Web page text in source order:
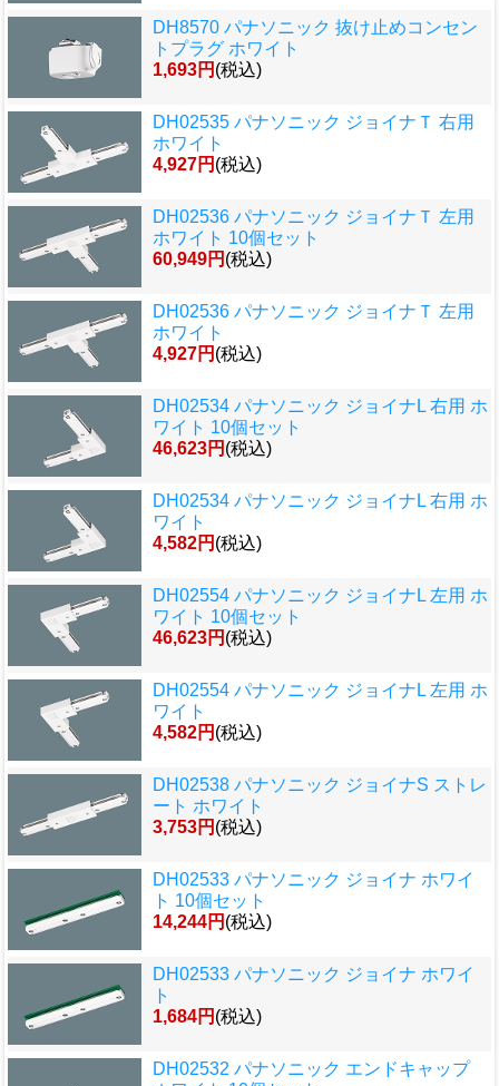
DH8570 パナソニック 抜け止めコンセン
トプラグ ホワイト
1,693円 (税込)
DH02535 パナソニック ジョイナＴ 右用
ホワイト
4,927円 (税込)
DH02536 パナソニック ジョイナＴ 左用
ホワイト 10個セット
60,949円 (税込)
DH02536 パナソニック ジョイナＴ 左用
ホワイト
4,927円 (税込)
DH02534 パナソニック ジョイナL 右用 ホ
ワイト 10個セット
46,623円 (税込)
DH02534 パナソニック ジョイナL 右用 ホ
ワイト
4,582円 (税込)
DH02554 パナソニック ジョイナL 左用 ホ
ワイト 10個セット
46,623円 (税込)
DH02554 パナソニック ジョイナL 左用 ホ
ワイト
4,582円 (税込)
DH02538 パナソニック ジョイナS ストレ
ート ホワイト
3,753円 (税込)
DH02533 パナソニック ジョイナ ホワイ
ト 10個セット
14,244円 (税込)
DH02533 パナソニック ジョイナ ホワイ
ト
1,684円 (税込)
DH02532 パナソニック エンドキャップ